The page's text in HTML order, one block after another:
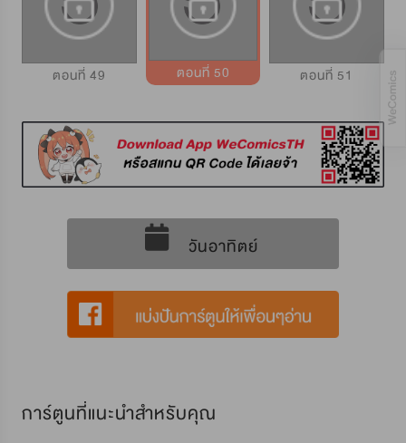
ตอนที่ 49 ตอนที่ 50 ตอนที่ 51
วันอาทิตย์
การ์ตูนที่แนะนำสำหรับคุณ